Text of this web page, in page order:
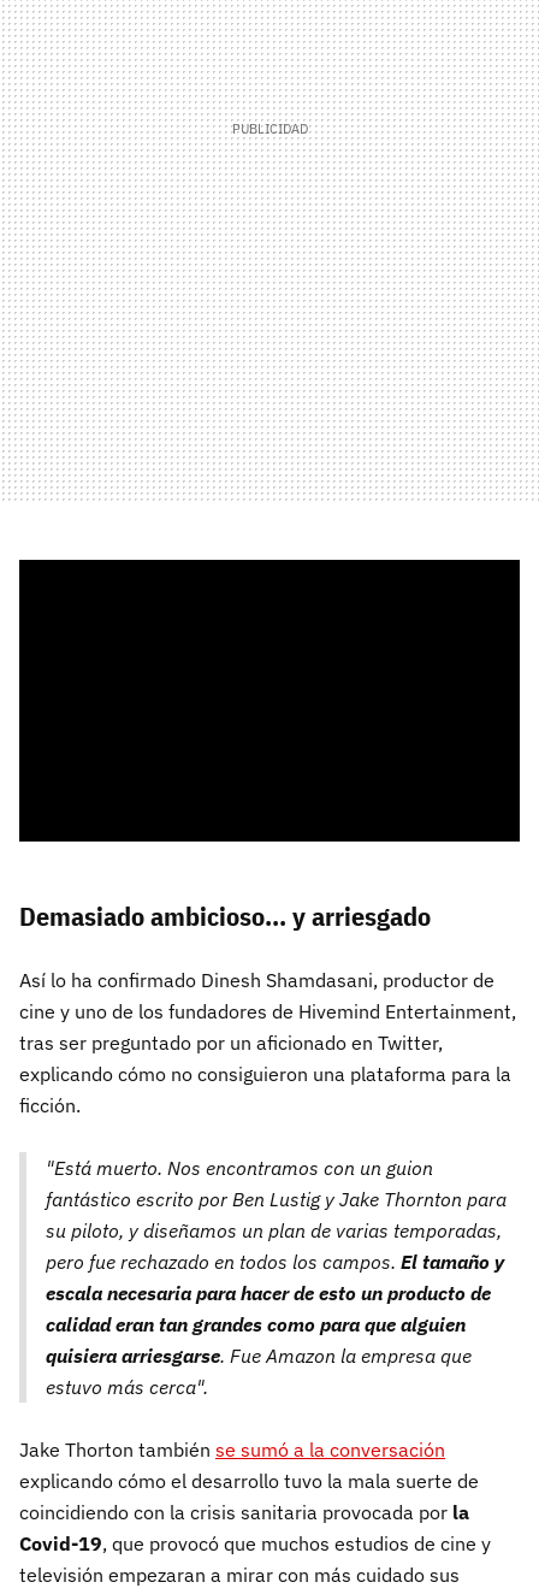
Demasiado ambicioso... y arriesgado
Así lo ha confirmado Dinesh Shamdasani, productor de
cine y uno de los fundadores de Hivemind Entertainment,
tras ser preguntado por un aficionado en Twitter,
explicando cómo no consiguieron una plataforma para la
ficción.
"Está muerto. Nos encontramos con un guion
fantástico escrito por Ben Lustig y Jake Thornton para
su piloto, y diseñamos un plan de varias temporadas,
pero fue rechazado en todos los campos. El tamaño y
escala necesaria para hacer de esto un producto de
calidad eran tan grandes como para que alguien
quisiera arriesgarse. Fue Amazon la empresa que
estuvo más cerca".
Jake Thorton también se sumó a la conversación
explicando cómo el desarrollo tuvo la mala suerte de
coincidiendo con la crisis sanitaria provocada por la
Covid-19, que provocó que muchos estudios de cine y
televisión empezaran a mirar con más cuidado sus